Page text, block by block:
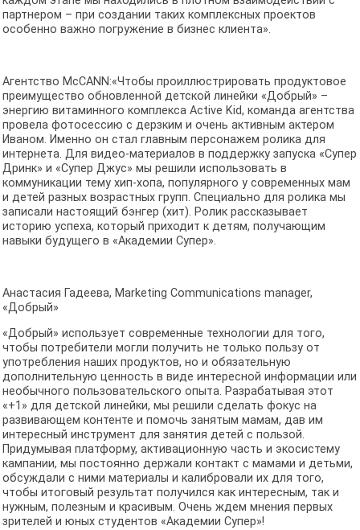
партнером – при создании таких комплексных проектов
особенно важно погружение в бизнес клиента».
Агентство McCANN:«Чтобы проиллюстрировать продуктовое
преимущество обновленной детской линейки «Добрый» –
энергию витаминного комплекса Active Kid, команда агентства
провела фотосессию с дерзким и очень активным актером
Иваном. Именно он стал главным персонажем ролика для
интернета. Для видео-материалов в поддержку запуска «Супер
Дринк» и «Супер Джус» мы решили использовать в
коммуникации тему хип-хопа, популярного у современных мам
и детей разных возрастных групп. Специально для ролика мы
записали настоящий бэнгер (хит). Ролик рассказывает
историю успеха, который приходит к детям, получающим
навыки будущего в «Академии Супер».
Анастасия Гадеева, Marketing Communications manager,
«Добрый»
«Добрый» использует современные технологии для того,
чтобы потребители могли получить не только пользу от
употребления наших продуктов, но и обязательную
дополнительную ценность в виде интересной информации или
необычного пользовательского опыта. Разрабатывая этот
«+1» для детской линейки, мы решили сделать фокус на
развивающем контенте и помочь занятым мамам, дав им
интересный инструмент для занятия детей с пользой.
Придумывая платформу, активационную часть и экосистему
кампании, мы постоянно держали контакт с мамами и детьми,
обсуждали с ними материалы и калибровали их для того,
чтобы итоговый результат получился как интересным, так и
нужным, полезным и красивым. Очень ждем мнения первых
зрителей и юных студентов «Академии Супер»!